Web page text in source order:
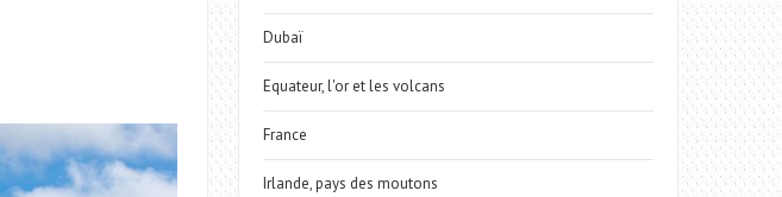
Dubaï
Equateur, l'or et les volcans
France
Irlande, pays des moutons